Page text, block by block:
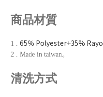
商品材質
1 . 65％ Polyester+35%
2 . Made in taiwan。
清洗方式